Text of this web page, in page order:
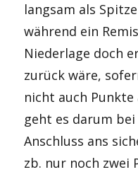
langsam als
während ein
Niederlage doch
zurück wäre,
nicht auch
geht es darum
Anschluss ans
zb. nur noch zwei